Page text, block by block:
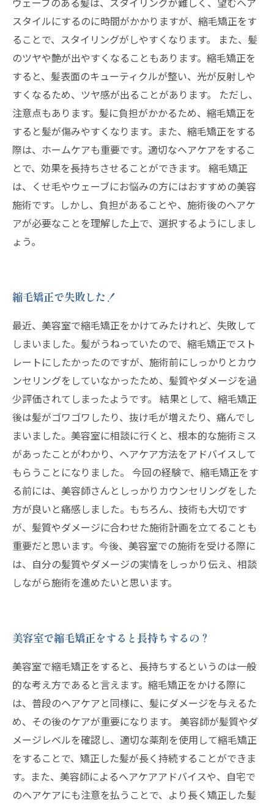
スタイルにするのに時間がかかりますが、縮毛矯正をす
ることで、スタイリングがしやすくなります。 また、髪
のツヤや艶が出やすくなることもあります。縮毛矯正を
すると、髪表面のキューティクルが整い、光が反射しや
すくなるため、ツヤ感が出ることがあります。 ただし、
注意点もあります。髪に負担がかかるため、縮毛矯正を
すると髪が傷みやすくなります。また、縮毛矯正をする
際は、ホームケアも重要です。適切なヘアケアをするこ
とで、効果を長持ちさせることができます。 縮毛矯正
は、くせ毛やウェーブにお悩みの方にはおすすめの美容
施術です。しかし、負担があることや、施術後のヘアケ
アが必要なことを理解した上で、選択するようにしまし
ょう。
縮毛矯正で失敗した！
最近、美容室で縮毛矯正をかけてみたけれど、失敗して
しまいました。髪がうねっていたので、縮毛矯正でスト
レートにしたかったのですが、施術前にしっかりとカウ
ンセリングをしていなかったため、髪質やダメージを過
少評価されてしまったようです。 結果として、縮毛矯正
後は髪がゴワゴワしたり、抜け毛が増えたり、痛んでし
まいました。美容室に相談に行くと、根本的な施術ミス
があったことがわかり、ヘアケア方法をアドバイスして
もらうことになりました。 今回の経験で、縮毛矯正をす
る前には、美容師さんとしっかりカウンセリングをした
方が良いと痛感しました。もちろん、技術も大切です
が、髪質やダメージに合わせた施術計画を立てることも
重要だと思います。今後、美容室での施術を受ける際に
は、自分の髪質やダメージの実情をしっかり伝え、相談
しながら施術を進めたいと思います。
美容室で縮毛矯正をすると長持ちするの？
美容室で縮毛矯正をすると、長持ちするというのは一般
的な考え方であると言えます。縮毛矯正をかける際に
は、普段のヘアケアと同様に、髪にダメージを与えるた
め、その後のケアが重要になります。 美容師が髪質やダ
メージレベルを確認し、適切な薬剤を使用して縮毛矯正
をすることで、矯正した髪が長く持続することができま
す。また、美容師によるヘアケアアドバイスや、自宅で
のヘアケアにも注意を払うことで、より長く矯正した髪